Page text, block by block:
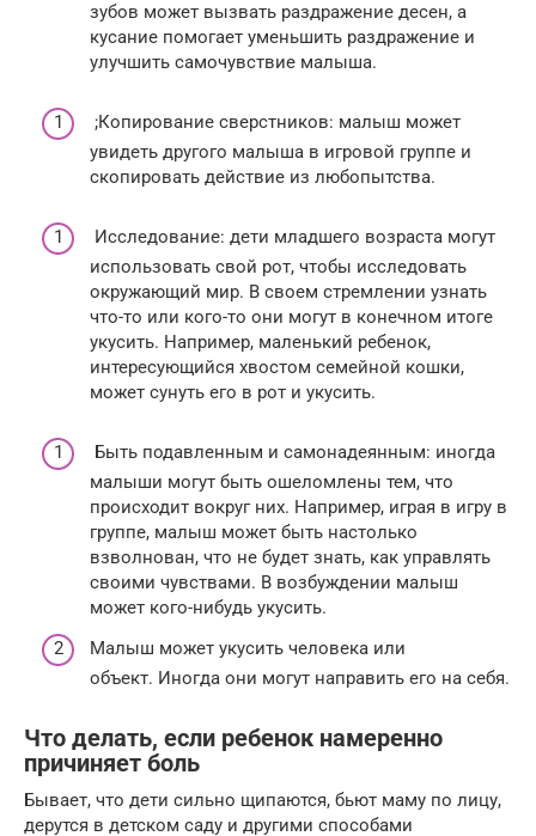
зубов может вызвать раздражение десен, а
кусание помогает уменьшить раздражение и
улучшить самочувствие малыша.
;Копирование сверстников: малыш может
увидеть другого малыша в игровой группе и
скопировать действие из любопытства.
Исследование: дети младшего возраста могут
использовать свой рот, чтобы исследовать
окружающий мир. В своем стремлении узнать
что-то или кого-то они могут в конечном итоге
укусить. Например, маленький ребенок,
интересующийся хвостом семейной кошки,
может сунуть его в рот и укусить.
Быть подавленным и самонадеянным: иногда
малыши могут быть ошеломлены тем, что
происходит вокруг них. Например, играя в игру в
группе, малыш может быть настолько
взволнован, что не будет знать, как управлять
своими чувствами. В возбуждении малыш
может кого-нибудь укусить.
Малыш может укусить человека или
объект. Иногда они могут направить его на себя.
Что делать, если ребенок намеренно
причиняет боль
Бывает, что дети сильно щипаются, бьют маму по лицу,
дерутся в детском саду и другими способами